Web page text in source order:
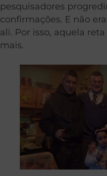
pesquisadores
confirmações. E não
ali. Por isso, aquela
mais.